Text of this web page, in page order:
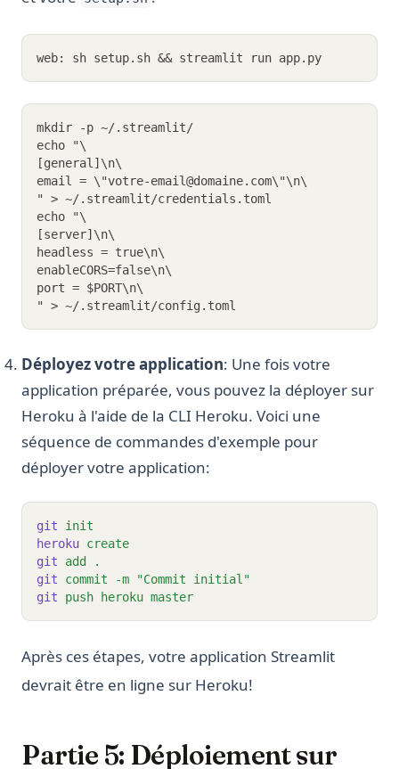
web: sh setup.sh && streamlit run app.py
mkdir -p ~/.streamlit/
echo "\
[general]\n\
email = \"votre-email@domaine.com\"\n\
" > ~/.streamlit/credentials.toml
echo "\
[server]\n\
headless = true\n\
enableCORS=false\n\
port = $PORT\n\
" > ~/.streamlit/config.toml
Déployez votre application: Une fois votre
application préparée, vous pouvez la déployer sur
Heroku à l'aide de la CLI Heroku. Voici une
séquence de commandes d'exemple pour
déployer votre application:
git
init
heroku create
git
add
.
git
commit -m
"Commit initial"
git
push heroku master
Après ces étapes, votre application Streamlit
devrait être en ligne sur Heroku!
Partie 5: Déploiement sur